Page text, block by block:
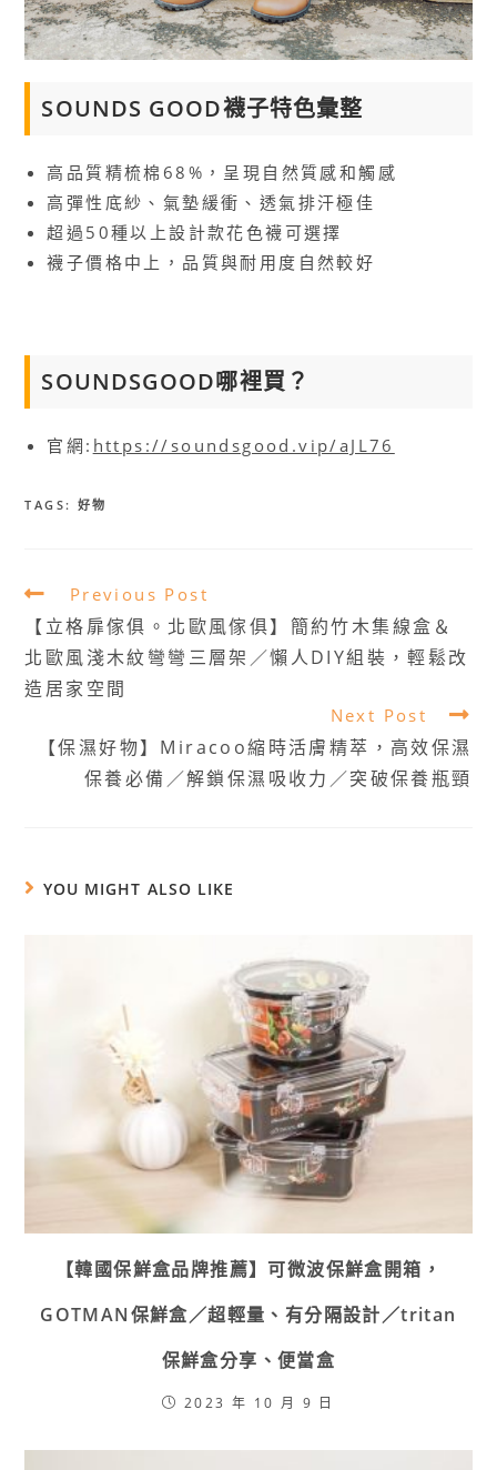
SOUNDS GOOD襪子特色彙整
高品質精梳棉68%，呈現自然質感和觸感
高彈性底紗、氣墊緩衝、透氣排汗極佳
超過50種以上設計款花色襪可選擇
襪子價格中上，品質與耐用度自然較好
SOUNDSGOOD哪裡買？
官網: https://soundsgood.vip/aJL76
TAGS: 好物
Read
more
articles
Previous Post
【立格扉傢俱。北歐風傢俱】簡約竹木集線盒＆
北歐風淺木紋彎彎三層架／懶人DIY組裝，輕鬆改
造居家空間
Next Post
【保濕好物】Miracoo縮時活膚精萃，高效保濕
保養必備／解鎖保濕吸收力／突破保養瓶頸
YOU MIGHT ALSO LIKE
【韓國保鮮盒品牌推薦】可微波保鮮盒開箱，
GOTMAN保鮮盒／超輕量、有分隔設計／tritan
保鮮盒分享、便當盒
2023 年 10 月 9 日